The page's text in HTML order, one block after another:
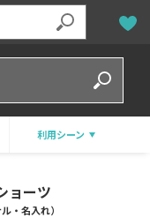
利用シーン
ョーツ
名入れ）